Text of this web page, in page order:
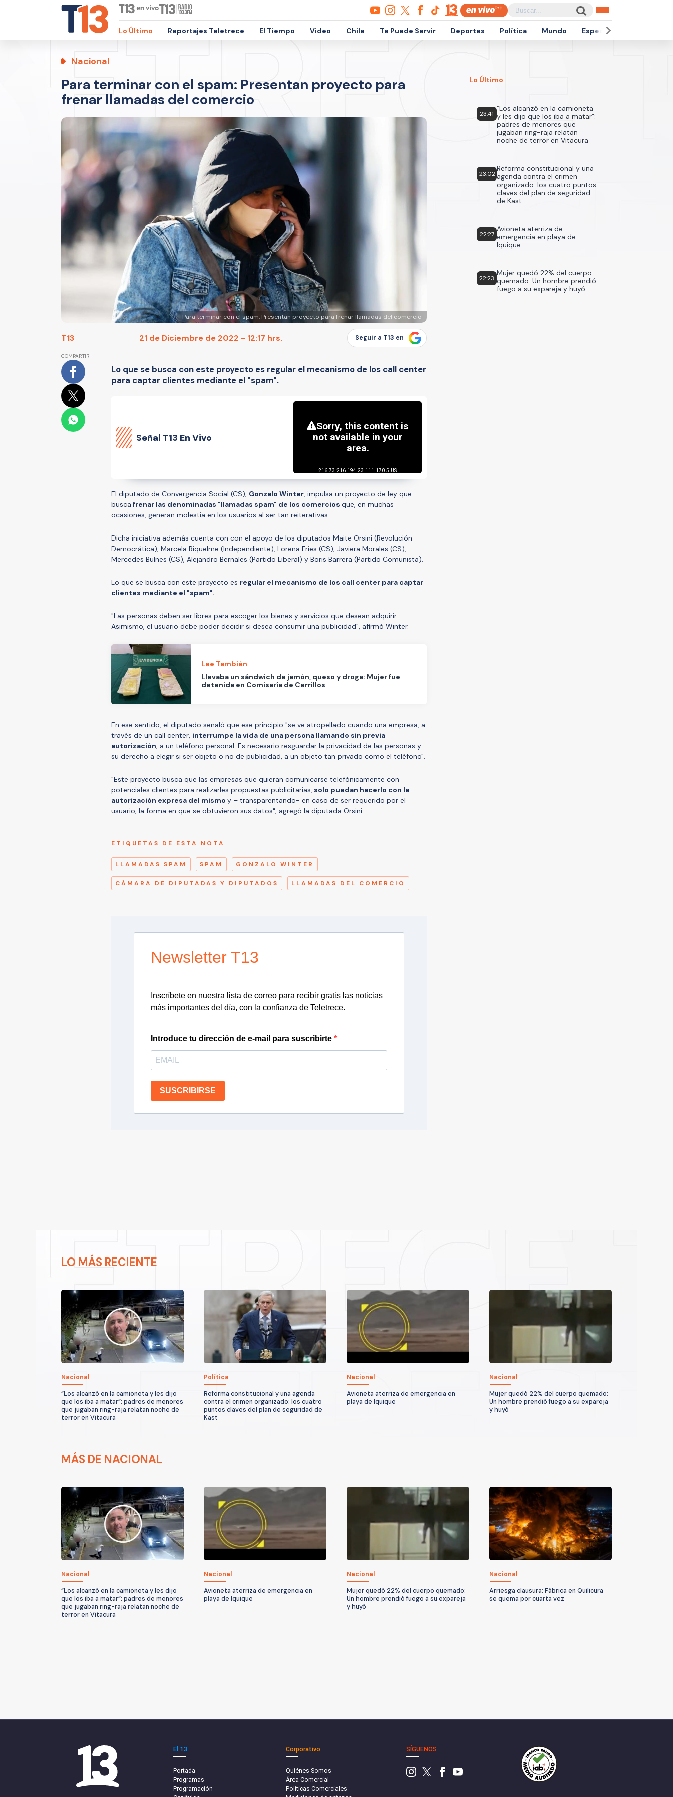
Lo Último Reportajes Teletrece El Tiempo Video Chile Te Puede Servir Deportes Política Mundo Espectáculos
Nacional
Para terminar con el spam: Presentan proyecto para
frenar llamadas del comercio
Para terminar con el spam: Presentan proyecto para frenar llamadas del comercio
T13 21 de Diciembre de 2022 - 12:17 hrs. Seguir a T13 en
COMPARTIR
Lo que se busca con este proyecto es regular el mecanismo de los call center
para captar clientes mediante el "spam".
Señal T13 En Vivo
El diputado de Convergencia Social (CS), Gonzalo Winter, impulsa un proyecto de ley que
busca frenar las denominadas "llamadas spam" de los comercios que, en muchas
ocasiones, generan molestia en los usuarios al ser tan reiterativas.
Dicha iniciativa además cuenta con con el apoyo de los diputados Maite Orsini (Revolución
Democrática), Marcela Riquelme (Independiente), Lorena Fries (CS), Javiera Morales (CS),
Mercedes Bulnes (CS), Alejandro Bernales (Partido Liberal) y Boris Barrera (Partido Comunista).
Lo que se busca con este proyecto es regular el mecanismo de los call center para captar
clientes mediante el "spam".
"Las personas deben ser libres para escoger los bienes y servicios que desean adquirir.
Asimismo, el usuario debe poder decidir si desea consumir una publicidad", afirmó Winter.
Lee También
Llevaba un sándwich de jamón, queso y droga: Mujer fue
detenida en Comisaría de Cerrillos
En ese sentido, el diputado señaló que ese principio "se ve atropellado cuando una empresa, a
través de un call center, interrumpe la vida de una persona llamando sin previa
autorización, a un teléfono personal. Es necesario resguardar la privacidad de las personas y
su derecho a elegir si ser objeto o no de publicidad, a un objeto tan privado como el teléfono".
"Este proyecto busca que las empresas que quieran comunicarse telefónicamente con
potenciales clientes para realizarles propuestas publicitarias, solo puedan hacerlo con la
autorización expresa del mismo y – transparentando- en caso de ser requerido por el
usuario, la forma en que se obtuvieron sus datos", agregó la diputada Orsini.
ETIQUETAS DE ESTA NOTA
LLAMADAS SPAM SPAM GONZALO WINTER
CÁMARA DE DIPUTADAS Y DIPUTADOS LLAMADAS DEL COMERCIO
Newsletter T13
Inscríbete en nuestra lista de correo para recibir gratis las noticias
más importantes del día, con la confianza de Teletrece.
Introduce tu dirección de e-mail para suscribirte
SUSCRIBIRSE
Lo Último
23:41
“Los alcanzó en la camioneta
y les dijo que los iba a matar”:
padres de menores que
jugaban ring-raja relatan
noche de terror en Vitacura
23:02
Reforma constitucional y una
agenda contra el crimen
organizado: los cuatro puntos
claves del plan de seguridad
de Kast
22:27
Avioneta aterriza de
emergencia en playa de
Iquique
22:23
Mujer quedó 22% del cuerpo
quemado: Un hombre prendió
fuego a su expareja y huyó
LO MÁS RECIENTE
Nacional
“Los alcanzó en la camioneta y les dijo
que los iba a matar”: padres de menores
que jugaban ring-raja relatan noche de
terror en Vitacura
Política
Reforma constitucional y una agenda
contra el crimen organizado: los cuatro
puntos claves del plan de seguridad de
Kast
Nacional
Avioneta aterriza de emergencia en
playa de Iquique
Nacional
Mujer quedó 22% del cuerpo quemado:
Un hombre prendió fuego a su expareja
y huyó
MÁS DE NACIONAL
Nacional
“Los alcanzó en la camioneta y les dijo
que los iba a matar”: padres de menores
que jugaban ring-raja relatan noche de
terror en Vitacura
Nacional
Avioneta aterriza de emergencia en
playa de Iquique
Nacional
Mujer quedó 22% del cuerpo quemado:
Un hombre prendió fuego a su expareja
y huyó
Nacional
Arriesga clausura: Fábrica en Quilicura
se quema por cuarta vez
El 13
Portada
Programas
Programación
Corporativo
Quiénes Somos
Área Comercial
Políticas Comerciales
SÍGUENOS